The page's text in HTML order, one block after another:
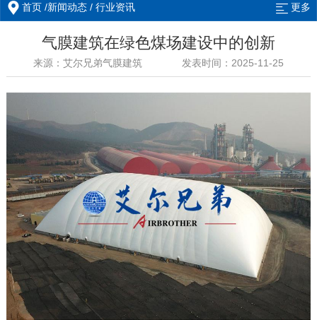
首页 /新闻动态 /行业资讯 更多
气膜建筑在绿色煤场建设中的创新
来源：艾尔兄弟气膜建筑 发表时间：2025-11-25